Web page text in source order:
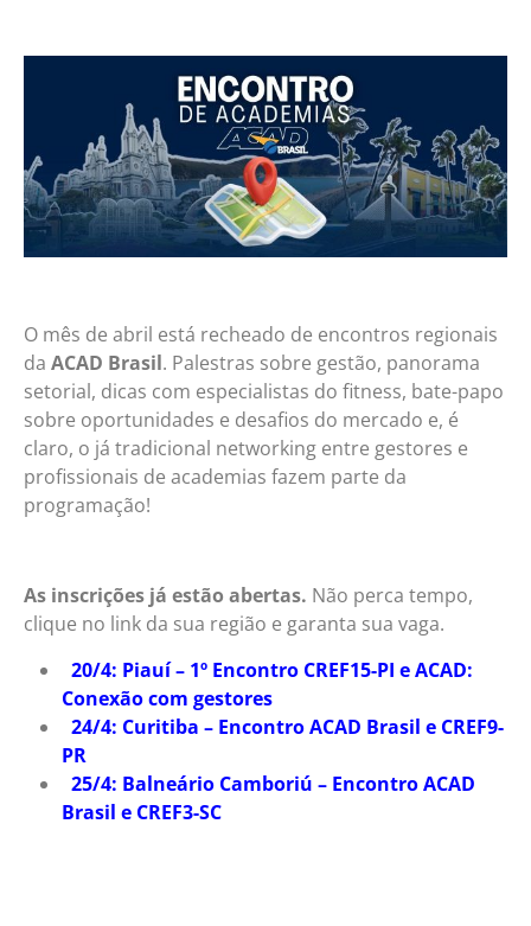
O mês de abril está recheado de encontros regionais
da ACAD Brasil. Palestras sobre gestão, panorama
setorial, dicas com especialistas do fitness, bate-papo
sobre oportunidades e desafios do mercado e, é
claro, o já tradicional networking entre gestores e
profissionais de academias fazem parte da
programação!
As inscrições já estão abertas. Não perca tempo,
clique no link da sua região e garanta sua vaga.
20/4: Piauí – 1º Encontro CREF15-PI e ACAD:
Conexão com gestores
24/4: Curitiba – Encontro ACAD Brasil e CREF9-
PR
25/4: Balneário Camboriú – Encontro ACAD
Brasil e CREF3-SC